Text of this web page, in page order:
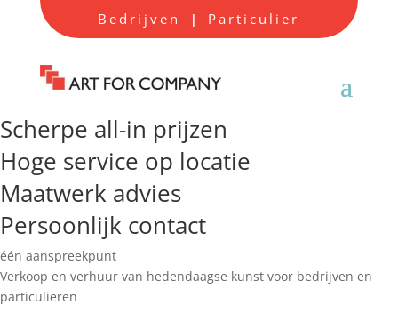
Bedrijven | Particulier
Scherpe all-in prijzen
Hoge service op locatie
Maatwerk advies
Persoonlijk contact
één aanspreekpunt
Verkoop en verhuur van hedendaagse kunst voor bedrijven en
particulieren